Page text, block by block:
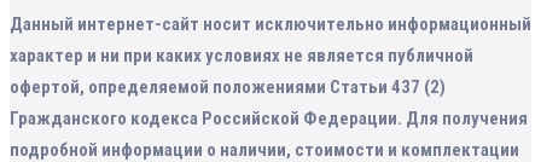
Данный интернет-сайт носит исключительно информационный
характер и ни при каких условиях не является публичной
офертой, определяемой положениями Статьи 437 (2)
Гражданского кодекса Российской Федерации. Для получения
подробной информации о наличии, стоимости и комплектации